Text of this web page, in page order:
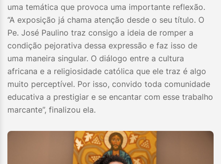
uma temática que provoca uma importante reflexão.
“A exposição já chama atenção desde o seu título. O
Pe. José Paulino traz consigo a ideia de romper a
condição pejorativa dessa expressão e faz isso de
uma maneira singular. O diálogo entre a cultura
africana e a religiosidade católica que ele traz é algo
muito perceptível. Por isso, convido toda comunidade
educativa a prestigiar e se encantar com esse trabalho
marcante”, finalizou ela.